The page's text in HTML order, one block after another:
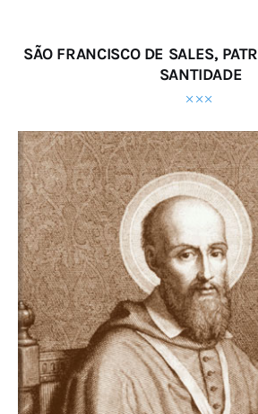
SÃO FRANCISCO DE SALES,
SANTIDADE